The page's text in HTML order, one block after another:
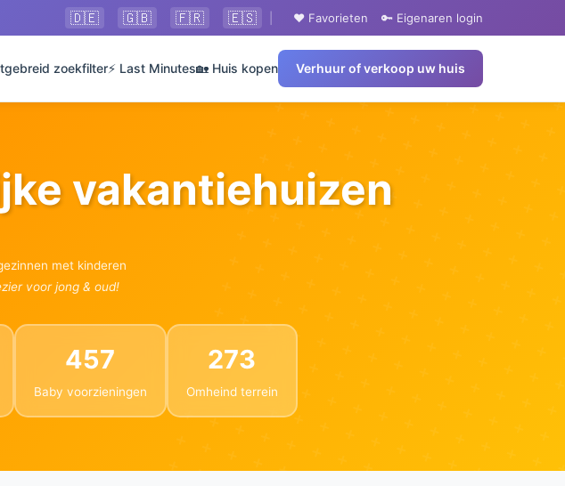
🇩🇪 🇬🇧 🇫🇷 🇪🇸 ❤️ Favorieten 🔑 Eigenaren login
zoekfilter⚡ Last Minutes🏡 Huis kopen Verhuur of verkoop uw huis
vakantiehuizen
met kinderen
voor jong & oud!
457
Baby voorzieningen
273
Omheind terrein